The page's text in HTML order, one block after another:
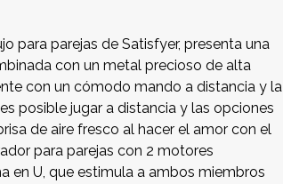
para parejas de Satisfyer, presenta una
con un metal precioso de alta
con un cómodo mando a distancia y la
posible jugar a distancia y las opciones
de aire fresco al hacer el amor con el
para parejas con 2 motores
en U, que estimula a ambos miembros